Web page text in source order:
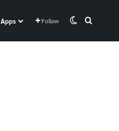
Apps Follow Switch skin